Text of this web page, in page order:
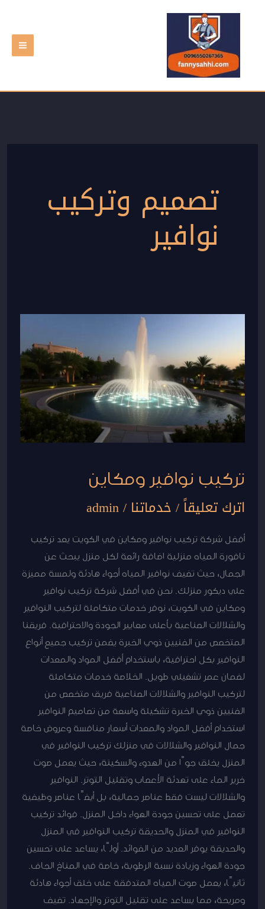
تخطي
المحتوى
تصميم وتركيب
نوافير
تركيب نوافير ومكاين
اترك تعليقاً/خدماتنا /
admin
أفضل شركة تركيب نوافير ومكاين في الكويت يعد تركيب
نافورة المياه منزلية اضافة رائعة لكل منزل يبحث عن
الجمال، حيث تضيف نوافير المياه أجواء هادئة ولمسة مميزة
علي ديكور منزلك. نحن في أفضل شركة تركيب نوافير
ومكاين في الكويت، نوفر خدمات متكاملة لتركيب النوافير
والشلالات الصناعية بأعلى معايير الجودة والاحترافية. فريقنا
المتخصص من الفنيين ذوي الخبرة يضمن تركيب جميع أنواع
النوافير بكل احترافية، باستخدام أفضل المواد والمعدات
لضمان عمر تشغيلي طويل. الخلاصة خدمات متكاملة
لتركيب النوافير والشلالات الصناعية فريق متخصص من
الفنيين ذوي الخبرة تشكيلة واسعة من تصاميم النوافير
استخدام أفضل المواد والمعدات أسعار منافسة وعروض خاصة
جمال النوافير والشلالات في منزلك تركيب النوافير في
المنزل يخلق جوًا من الهدوء والسكينة، حيث يعمل صوت
خرير الماء على تهدئة الأعصاب وتقليل التوتر. النوافير
والشلالات ليست فقط عناصر جمالية، بل أيضًا عناصر وظيفية
تعمل على تحسين جودة الهواء داخل المنزل. فوائد تركيب
النوافير في المنزل والحديقة تركيب النوافير في المنزل
والحديقة يوفر العديد من الفوائد. أولًا، يساعد على تحسين
جودة الهواء وزيادة نسبة الرطوبة، خاصة في المناخ الجاف.
ثانيًا، يعمل صوت المياه المتدفقة على خلق أجواء هادئة
ومريحة، مما يساعد على تقليل التوتر والإجهاد. تضيف
ومكاين